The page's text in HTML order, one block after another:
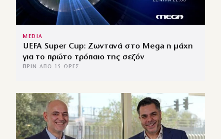
MEDIA
UEFA Super Cup: Ζωντανά στο Mega η μάχη
για το πρώτο τρόπαιο της σεζόν
ΠΡΙΝ ΑΠΌ 15 ΏΡΕΣ